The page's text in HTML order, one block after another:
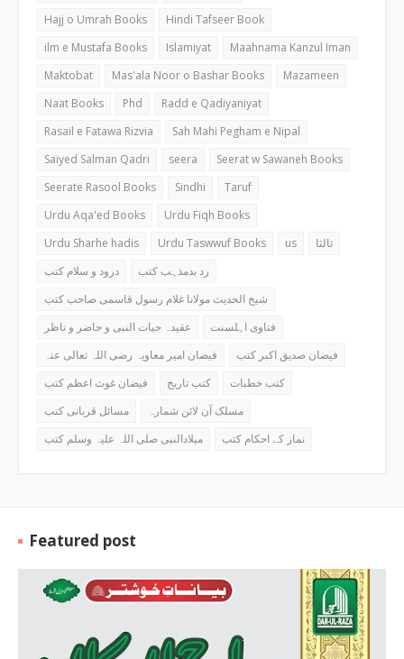
Hajj o Umrah Books
Hindi Tafseer Book
ilm e Mustafa Books
Islamiyat
Maahnama Kanzul Iman
Maktobat
Mas'ala Noor o Bashar Books
Mazameen
Naat Books
Phd
Radd e Qadiyaniyat
Rasail e Fatawa Rizvia
Sah Mahi Pegham e Nipal
Saiyed Salman Qadri
seera
Seerat w Sawaneh Books
Seerate Rasool Books
Sindhi
Taruf
Urdu Aqa'ed Books
Urdu Fiqh Books
Urdu Sharhe hadis
Urdu Taswwuf Books us
ثالثا
درود و سلام کتب
رد بدمذہب کتب
شیخ الحدیث مولانا غلام رسول قاسمی صاحب کتب
عقیدہ حیات النبی و حاضر و ناظر
فتاوی اہلسنت
فیضان امیر معاویہ رضی اللہ تعالی عنہ
فیضان صدیق اکبر کتب
فیضان غوث اعظم کتب
کتب تاریخ
کتب خطبات
مسائل قربانی کتب
مسلک آن لائن شمارہ
میلادالنبی صلی اللہ علیہ وسلم کتب
نماز کے احکام کتب
Featured post